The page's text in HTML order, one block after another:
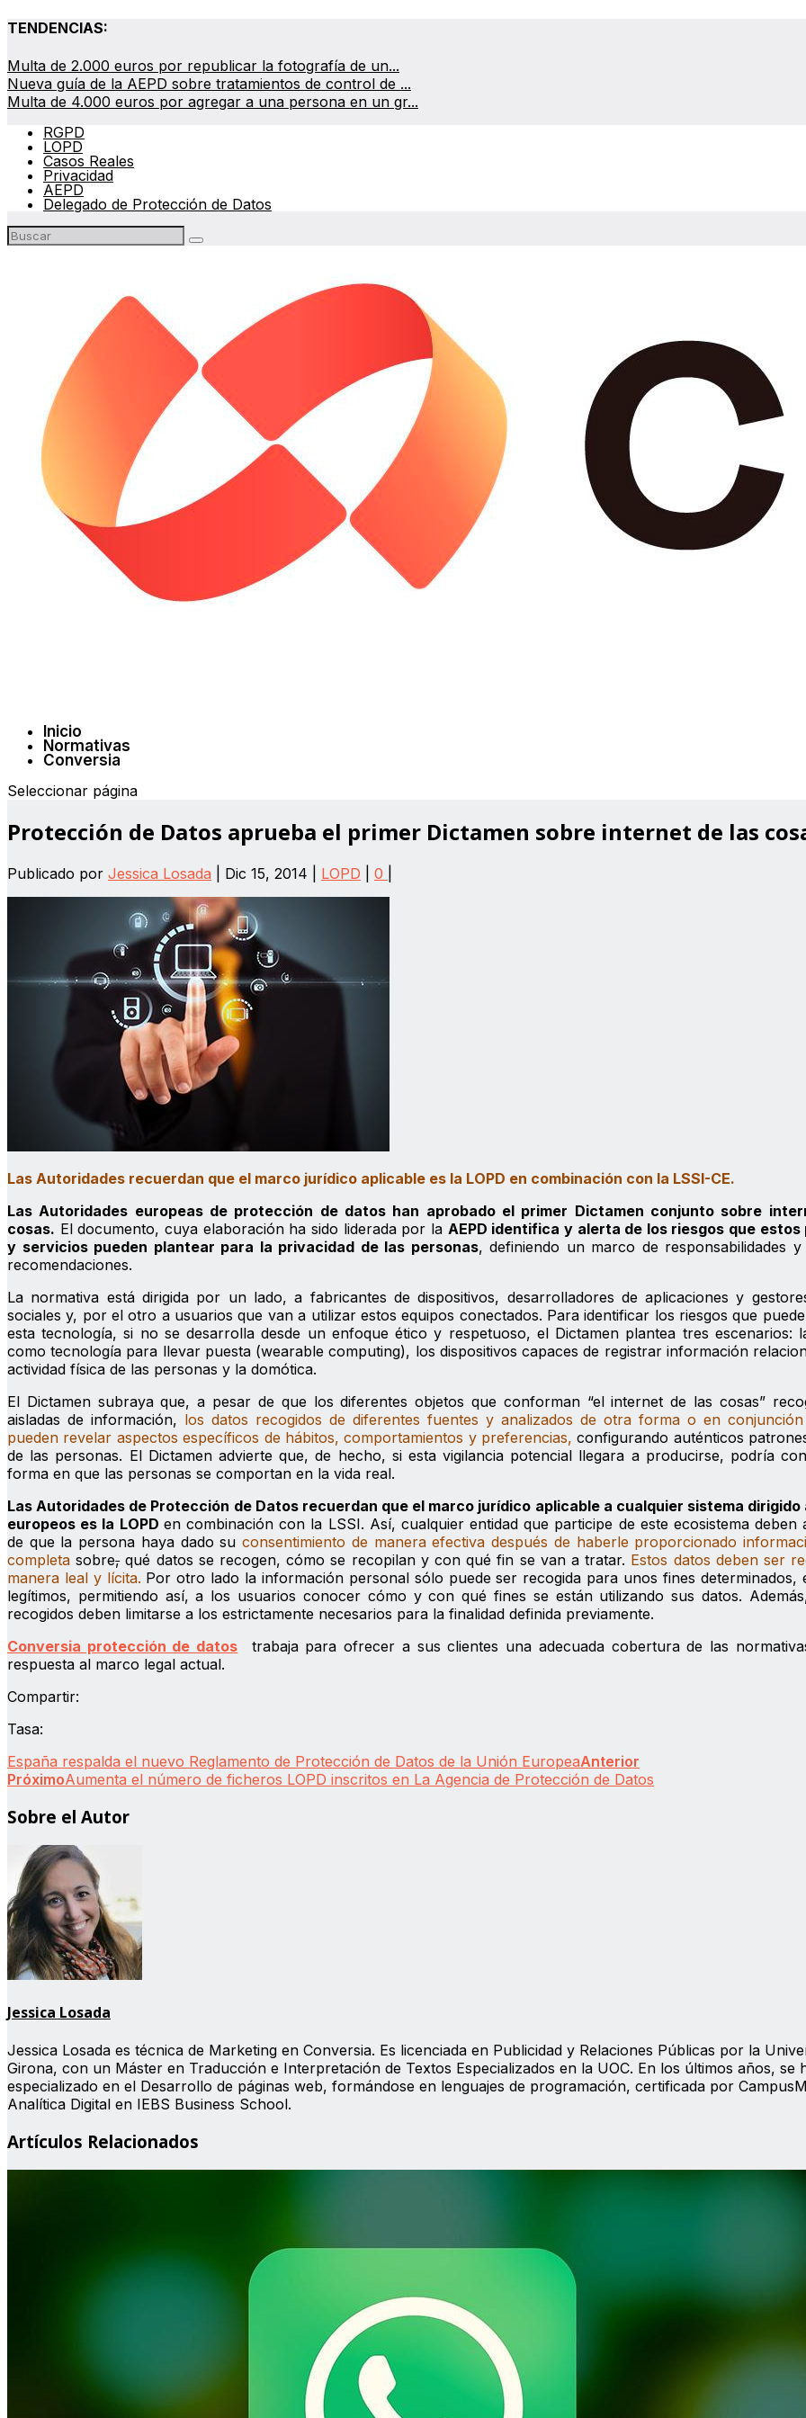
TENDENCIAS:
Multa de 2.000 euros por republicar la fotografía de un...
Nueva guía de la AEPD sobre tratamientos de control de ...
Multa de 4.000 euros por agregar a una persona en un gr...
RGPD
LOPD
Casos Reales
Privacidad
AEPD
Delegado de Protección de Datos
Inicio
Normativas
Conversia
Seleccionar página
Protección de Datos aprueba el primer Dictamen sobre internet de las
Publicado por Jessica Losada Dic 15, 2014 LOPD 0
Las Autoridades recuerdan que el marco jurídico aplicable es la LOPD en combinación con la LSSI-CE.
Las Autoridades europeas de protección de datos han aprobado el primer Dictamen conjunto sobre
cosas. El documento, cuya elaboración ha sido liderada por la AEPD identifica y alerta de los riesgos que
y servicios pueden plantear para la privacidad de las personas, definiendo un marco de responsabilidades y
recomendaciones.
La normativa está dirigida por un lado, a fabricantes de dispositivos, desarrolladores de aplicaciones y
sociales y, por el otro a usuarios que van a utilizar estos equipos conectados. Para identificar los riesgos que
esta tecnología, si no se desarrolla desde un enfoque ético y respetuoso, el Dictamen plantea tres escenarios:
como tecnología para llevar puesta (wearable computing), los dispositivos capaces de registrar información
actividad física de las personas y la domótica.
El Dictamen subraya que, a pesar de que los diferentes objetos que conforman “el internet de las cosas”
aisladas de información, los datos recogidos de diferentes fuentes y analizados de otra forma o en
pueden revelar aspectos específicos de hábitos, comportamientos y preferencias, configurando auténticos
de las personas. El Dictamen advierte que, de hecho, si esta vigilancia potencial llegara a producirse, podría
forma en que las personas se comportan en la vida real.
Las Autoridades de Protección de Datos recuerdan que el marco jurídico aplicable a cualquier sistema dirigido
europeos es la LOPD en combinación con la LSSI. Así, cualquier entidad que participe de este ecosistema deben
de que la persona haya dado suconsentimiento de manera efectiva después de haberle proporcionado
completa sobre,qué datos se recogen, cómo se recopilan y con qué fin se van a tratar. Estos datos deben ser
manera leal y lícita. Por otro lado la información personal sólo puede ser recogida para unos fines determinados,
legítimos, permitiendo así, a los usuarios conocer cómo y con qué fines se están utilizando sus datos.
recogidos deben limitarse a los estrictamente necesarios para la finalidad definida previamente.
Conversia protección de datos trabaja para ofrecer a sus clientes una adecuada cobertura de las
respuesta al marco legal actual.
Compartir:
Tasa:
España respalda el nuevo Reglamento de Protección de Datos de la Unión EuropeaAnterior
PróximoAumenta el número de ficheros LOPD inscritos en La Agencia de Protección de Datos
Sobre el Autor
Jessica Losada
Jessica Losada es técnica de Marketing en Conversia. Es licenciada en Publicidad y Relaciones Públicas por la
Girona, con un Máster en Traducción e Interpretación de Textos Especializados en la UOC. En los últimos años, se
especializado en el Desarrollo de páginas web, formándose en lenguajes de programación, certificada por
Analítica Digital en IEBS Business School.
Artículos Relacionados